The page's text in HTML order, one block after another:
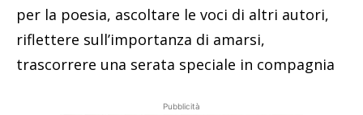
per la poesia, ascoltare le voci di altri autori,
riflettere sull’importanza di amarsi,
trascorrere una serata speciale in compagnia
Pubblicità